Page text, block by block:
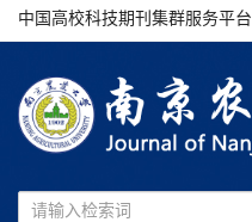
中国高校科技期刊集群服务平台